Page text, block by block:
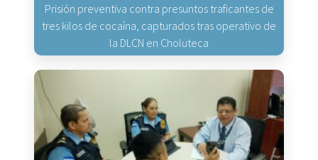
Prisión preventiva contra presuntos traficantes de
tres kilos de cocaína, capturados tras operativo de
la DLCN en Choluteca